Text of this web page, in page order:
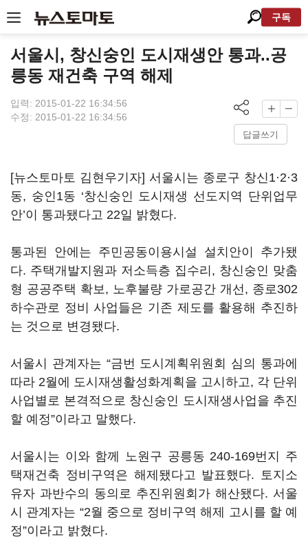
구독
서울시, 창신숭인 도시재생안 통과..공
릉동 재건축 구역 해제
입력: 2015-01-22 16:34:56
수정: 2015-01-22 16:34:56
답글쓰기
[뉴스토마토 김현우기자] 서울시는 종로구 창신1·2·3
동, 숭인1동 ‘창신숭인 도시재생 선도지역 단위업무
안’이 통과됐다고 22일 밝혔다.
통과된 안에는 주민공동이용시설 설치안이 추가됐
다. 주택개발지원과 저소득층 집수리, 창신숭인 맞춤
형 공공주택 확보, 노후불량 가로공간 개선, 종로302
하수관로 정비 사업들은 기존 제도를 활용해 추진하
는 것으로 변경됐다.
서울시 관계자는 “금번 도시계획위원회 심의 통과에
따라 2월에 도시재생활성화계획을 고시하고, 각 단위
사업별로 본격적으로 창신숭인 도시재생사업을 추진
할 예정”이라고 말했다.
서울시는 이와 함께 노원구 공릉동 240-169번지 주
택재건축 정비구역은 해제됐다고 발표했다. 토지소
유자 과반수의 동의로 추진위원회가 해산됐다. 서울
시 관계자는 “2월 중으로 정비구역 해제 고시를 할 예
정”이라고 밝혔다.